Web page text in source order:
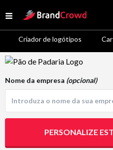
Open menu
Site Logo
Criador de logótipos
Logo Template Preview
Nome da empresa (opcional)
PERSONALIZE